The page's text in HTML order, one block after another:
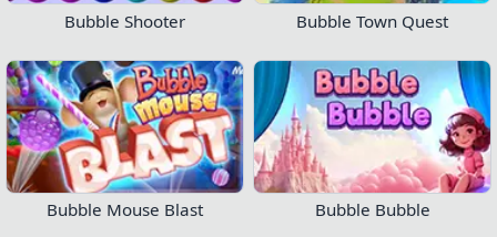
Bubble Shooter Bubble Town Quest
Bubble Mouse Blast Bubble Bubble